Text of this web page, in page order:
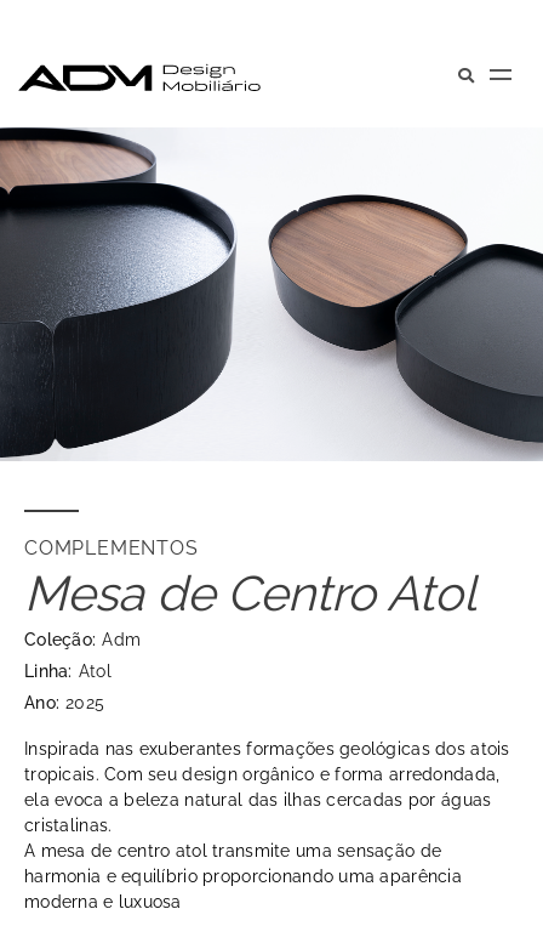
COMPLEMENTOS
Mesa de Centro Atol
Coleção: Adm
Linha: Atol
Ano: 2025
Inspirada nas exuberantes formações geológicas dos atois
tropicais. Com seu design orgânico e forma arredondada,
ela evoca a beleza natural das ilhas cercadas por águas
cristalinas.
A mesa de centro atol transmite uma sensação de
harmonia e equilíbrio proporcionando uma aparência
moderna e luxuosa